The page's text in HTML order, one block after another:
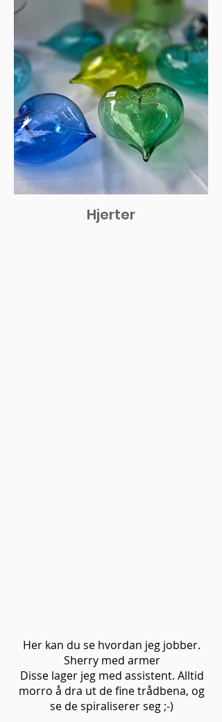
Hjerter
Her kan du se hvordan jeg jobber.
Sherry med armer
Disse lager jeg med assistent. Alltid
morro å dra ut de fine trådbena, og
se de spiraliserer seg ;-)